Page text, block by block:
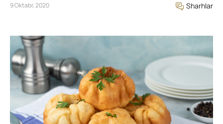
9 Oktabr, 2020 Sharhlar